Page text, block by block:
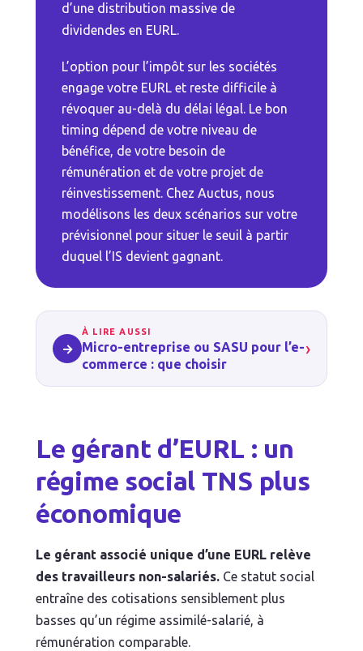
d’une distribution massive de
dividendes en EURL.
L’option pour l’impôt sur les sociétés
engage votre EURL et reste difficile à
révoquer au-delà du délai légal. Le bon
timing dépend de votre niveau de
bénéfice, de votre besoin de
rémunération et de votre projet de
réinvestissement. Chez Auctus, nous
modélisons les deux scénarios sur votre
prévisionnel pour situer le seuil à partir
duquel l’IS devient gagnant.
→
À LIRE AUSSI
Micro-entreprise ou SASU pour l’e-
commerce : que choisir
›
Le gérant d’EURL : un
régime social TNS plus
économique
Le gérant associé unique d’une EURL relève
des travailleurs non-salariés. Ce statut social
entraîne des cotisations sensiblement plus
basses qu’un régime assimilé-salarié, à
rémunération comparable.